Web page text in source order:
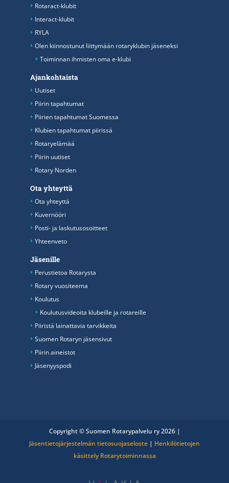
Rotaract-klubit
Interact-klubit
RYLA
Olen kiinnostunut liittymään rotaryklubin jäseneksi
Toiminnan ihmisten oma e-klubi
Ajankohtaista
Uutiset
Piirin tapahtumat
Piirien tapahtumat Suomessa
Klubien tapahtumat piirissä
Rotaryelämää
Piirin uutiset
Rotary Norden
Ota yhteyttä
Ota yhteyttä
Kuvernööri
Posti- ja laskutusosoitteet
Yhteenveto
Jäsenille
Perustietoa Rotarysta
Rotary vuositeema
Koulutus
Koulutusvideoita klubeille ja rotareille
Piiristä lainattavia tarvikkeita
Suomen Rotaryn jäsensivut
Piirin aineistot
Jäsenyyspodi
Copyright © Suomen Rotarypalvelu ry 2026 |
Jäsentietojärjestelmän tietosuojaseloste | Henkilötietojen
käsittely Rotarytoiminnassa